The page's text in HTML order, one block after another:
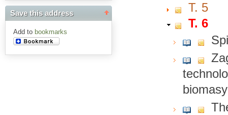
Save this address
Add to bookmarks
T. 5
T. 6
biomasy